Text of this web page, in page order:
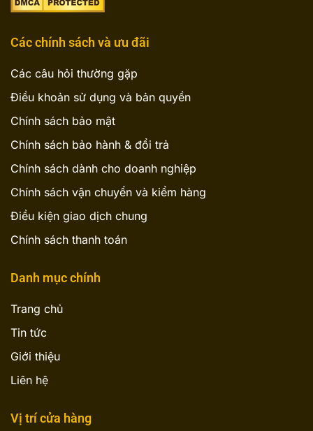
Các chính sách và ưu đãi
Các câu hỏi thường gặp
Điều khoản sử dụng và bản quyền
Chính sách bảo mật
Chính sách bảo hành & đổi trả
Chính sách dành cho doanh nghiệp
Chính sách vận chuyển và kiểm hàng
Điều kiện giao dịch chung
Chính sách thanh toán
Danh mục chính
Trang chủ
Tin tức
Giới thiệu
Liên hệ
Vị trí cửa hàng